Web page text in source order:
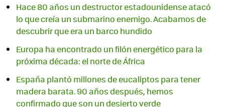
Hace 80 años un destructor estadounidense atacó
lo que creía un submarino enemigo. Acabamos de
descubrir que era un barco hundido
Europa ha encontrado un filón energético para la
próxima década: el norte de África
España plantó millones de eucaliptos para tener
madera barata. 90 años después, hemos
confirmado que son un desierto verde